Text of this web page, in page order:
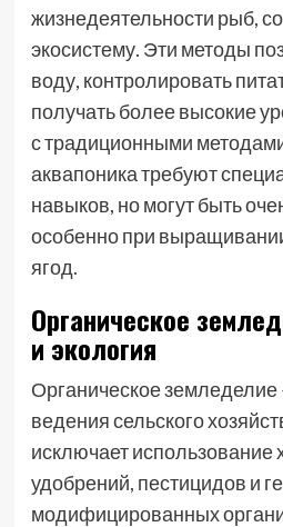
жизнедеятельности рыб,
экосистему. Эти методы
воду, контролировать
получать более высокие
с традиционными
аквапоника требуют
навыков, но могут быть
особенно при
ягод.
Органическое
и экология
Органическое земледелие
ведения сельского
исключает использование
удобрений, пестицидов и
модифицированных